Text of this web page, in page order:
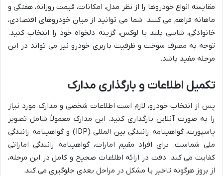
مقایسه انواع خودروها را از نظر مدل، امکانات، قیمت روزانه، هفتگی و
ماهانه فراهم می کنند. شما می توانید از میان خودروهای اقتصادی،
خانوادگی، شاسی بلند یا لوکس، گزینه دلخواه خود را انتخاب کنید.
توجه به مصرف سوخت و ظرفیت باربری خودرو نیز می تواند در این
مرحله مفید باشد.
تکمیل اطلاعات و بارگذاری مدارک
پس از انتخاب خودرو، لازم است اطلاعات شخصی و مدارک مورد نیاز
را به صورت آنلاین بارگذاری کنید. این مدارک معمولاً شامل تصویر
پاسپورت، گواهینامه رانندگی بین المللی (IDP) و گواهینامه رانندگی
ملی شماست. برای افراد مقیم امارات، گواهینامه رانندگی اماراتی
کفایت می کند. دقت در ارائه اطلاعات صحیح و کامل در این مرحله،
از بروز هرگونه تاخیر یا مشکل در مراحل بعدی جلوگیری می کند.